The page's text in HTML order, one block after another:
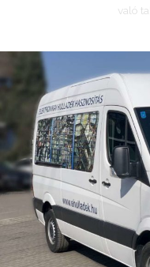
való